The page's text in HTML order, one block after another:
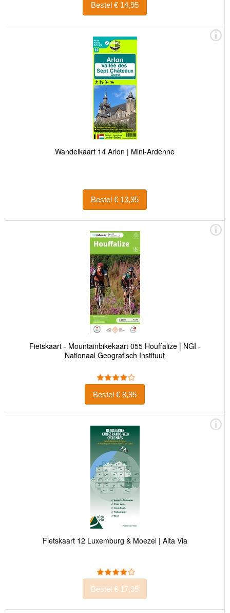
Bestel € 14,95
Wandelkaart 14 Arlon | Mini-Ardenne
Bestel € 13,95
Fietskaart - Mountainbikekaart 055 Houffalize | NGI -
Nationaal Geografisch Instituut
Bestel € 8,95
Fietskaart 12 Luxemburg & Moezel | Alta Via
Bestel € 17,95